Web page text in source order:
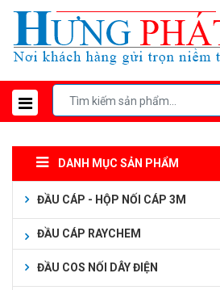
DANH MỤC SẢN PHẨM
ĐẦU CÁP - HỘP NỐI CÁP 3M
ĐẦU CÁP RAYCHEM
ĐẦU COS NỐI DÂY ĐIỆN